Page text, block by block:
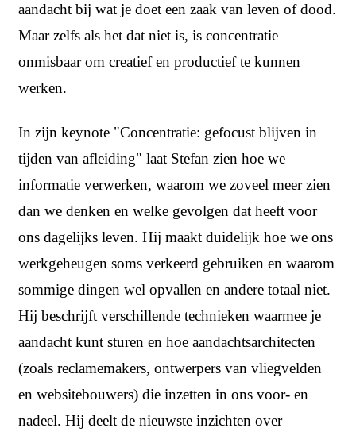
aandacht bij wat je doet een zaak van leven of dood.
Maar zelfs als het dat niet is, is concentratie
onmisbaar om creatief en productief te kunnen
werken.
In zijn keynote "Concentratie: gefocust blijven in
tijden van afleiding" laat Stefan zien hoe we
informatie verwerken, waarom we zoveel meer zien
dan we denken en welke gevolgen dat heeft voor
ons dagelijks leven. Hij maakt duidelijk hoe we ons
werkgeheugen soms verkeerd gebruiken en waarom
sommige dingen wel opvallen en andere totaal niet.
Hij beschrijft verschillende technieken waarmee je
aandacht kunt sturen en hoe aandachtsarchitecten
(zoals reclamemakers, ontwerpers van vliegvelden
en websitebouwers) die inzetten in ons voor- en
nadeel. Hij deelt de nieuwste inzichten over